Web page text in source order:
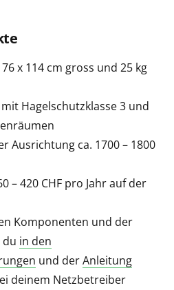
x 114 cm gross und 25 kg
Hagelschutzklasse 3 und
Ausrichtung ca. 1700 – 1800
– 420 CHF pro Jahr auf der
Komponenten und der
in den
und derAnleitung
deinem Netzbetreiber